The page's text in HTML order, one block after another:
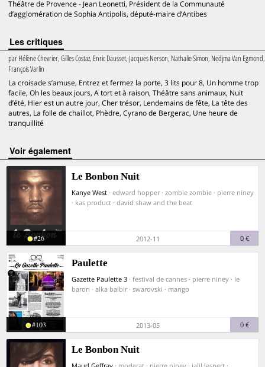
Théâtre de Provence - Jean Leonetti, Président de la Communauté
d’agglomération de Sophia Antipolis, député-maire d’Antibes
Les critiques
parHélène Chevrier, Gilles Costaz, Enric Dausset, Jacques Nerson, Nathalie Simon, Nedjma Van Egmond,
François Varlin
La croisade s’amuse, Entrez et fermez la porte, 3 lits pour 8, Un homme trop
facile, Oh les beaux jours, A tort et à raison, Théâtre sans animaux, Nuit
d’été, Hier est un autre jour, Cher trésor, Lendemains de fête, La tête des
autres, La folle de chaillot, Phèdre, Cyrano de Bergerac, Une heure de
tranquillité
voir également
Le Bonbon Nuit
Kanye West · edward hopper · zombie zombie · pierre niney
· kas product · david shaw and the beat
#26 2012-11 0 €
Paulette
Gazette Paulette 3 · festival de cannes · pierre niney · le
baron · alka balbir · swarovski · mango
#103 2013-05 0 €
Le Bonbon Nuit